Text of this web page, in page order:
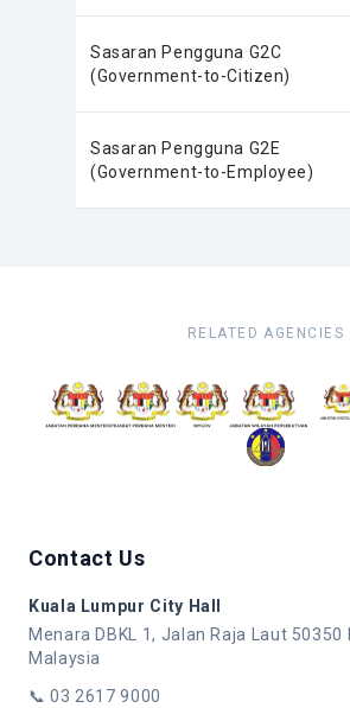
Sasaran Pengguna G2C
(Government-to-Citizen)
Sasaran Pengguna G2E
(Government-to-Employee)
RELATED AGENCIES
Contact Us
Kuala Lumpur City Hall
Menara DBKL 1, Jalan Raja Laut 50350
Malaysia
📞03 2617 9000